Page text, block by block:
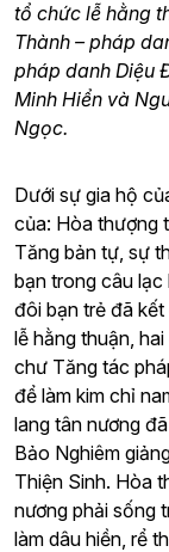
tổ chức lễ hằng
Thành – pháp
pháp danh Diệu
Minh Hiển và
Ngọc.
Dưới sự gia hộ
của: Hòa thượng
Tăng bản tự, sự
bạn trong câu
đôi bạn trẻ đã
lễ hằng thuận,
chư Tăng tác
để làm kim chỉ
lang tân nương
Bảo Nghiêm
Thiện Sinh. Hòa
nương phải sống
làm dâu hiền, rể